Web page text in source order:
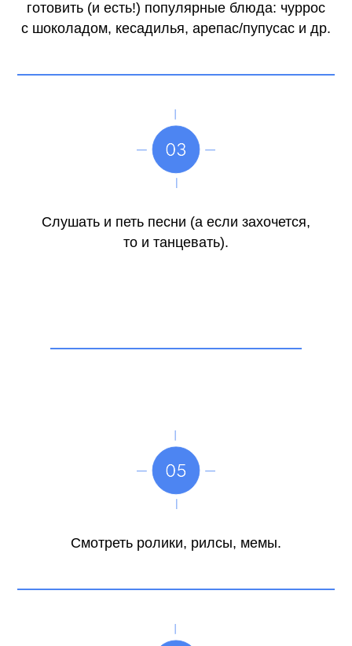
готовить (и есть!) популярные блюда: чуррос
с шоколадом, кесадилья, арепас/пупусас и др.
Слушать и петь песни (а если захочется,
то и танцевать).
Смотреть ролики, рилсы, мемы.